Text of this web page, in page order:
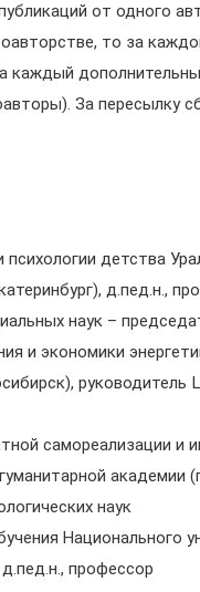
от одного
то за
каждый
За пересылку
детства
д.пед.н.,
наук –
и экономики
самореализации и
академии
наук
Национального
профессор